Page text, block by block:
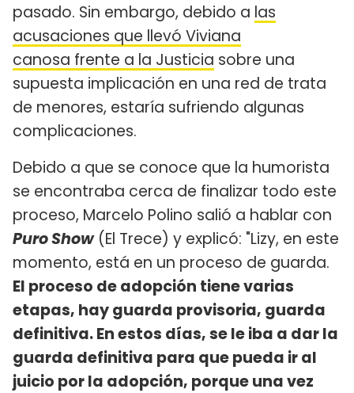
pasado. Sin embargo, debido a las
acusaciones que llevó Viviana
canosa frente a la Justicia sobre una
supuesta implicación en una red de trata
de menores, estaría sufriendo algunas
complicaciones.
Debido a que se conoce que la humorista
se encontraba cerca de finalizar todo este
proceso, Marcelo Polino salió a hablar con
Puro Show(El Trece) y explicó: "Lizy, en este
momento, está en un proceso de guarda.
El proceso de adopción tiene varias
etapas, hay guarda provisoria, guarda
definitiva. En estos días, se le iba a dar la
guarda definitiva para que pueda ir al
juicio por la adopción, porque una vez